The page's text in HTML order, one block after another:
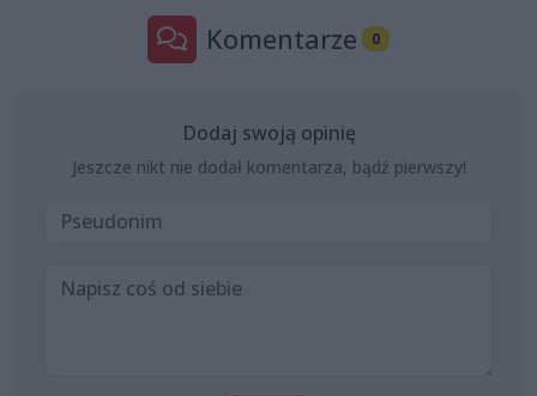
Komentarze 0
Dodaj swoją opinię
Jeszcze nikt nie dodał komentarza, bądź pierwszy!